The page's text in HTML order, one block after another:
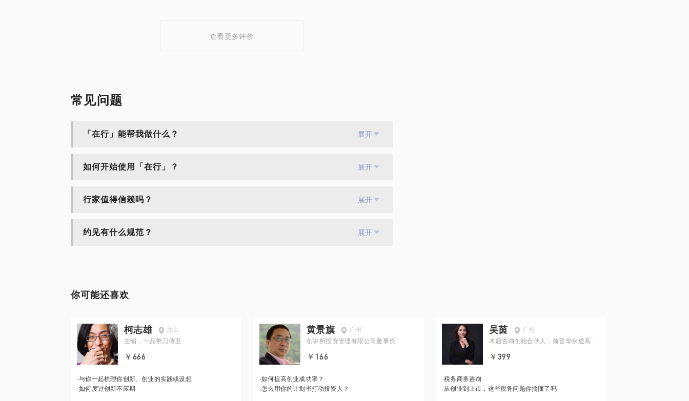
查看更多评价
常见问题
「在行」能帮我做什么？ 展开
如何开始使用「在行」？ 展开
行家值得信赖吗？ 展开
约见有什么规范？ 展开
你可能还喜欢
柯志雄
北京
主编，一品带刀侍卫
￥666
·与你一起梳理你创新、创业的实践或设想
·如何度过创新不应期
黄景旗
广州
创讲所投资管理有限公司董事长
￥166
·如何提高创业成功率？
·怎么用你的计划书打动投资人？
吴茵
广州
木启咨询创始合伙人，前普华永道高级
￥399
·税务商务咨询
·从创业到上市，这些税务问题你搞懂了吗